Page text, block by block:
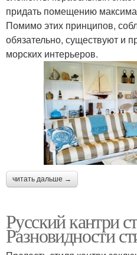
придать помещению
Помимо этих принципов,
обязательно, существуют и
морских интерьеров.
читать дальше →
Русский кантри
Разновидности